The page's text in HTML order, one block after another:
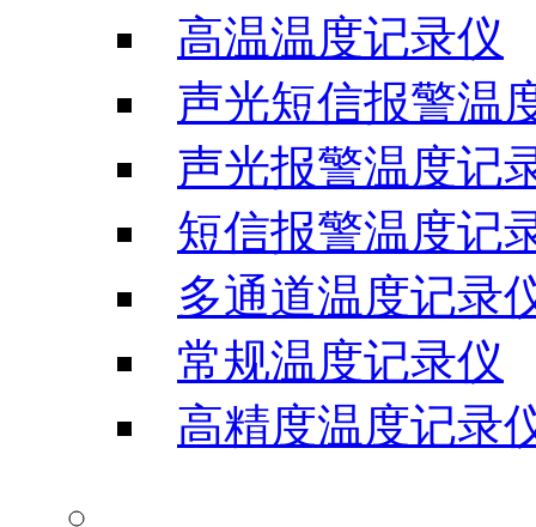
高温温度记录仪
声光短信报警温
声光报警温度记
短信报警温度记
多通道温度记录
常规温度记录仪
高精度温度记录